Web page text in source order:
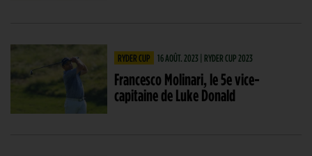
RYDER CUP 16 AOÛT. 2023 | RYDER CUP 2023
Francesco Molinari, le 5e vice-
capitaine de Luke Donald